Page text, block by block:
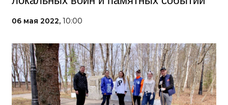
06 мая 2022, 10:00